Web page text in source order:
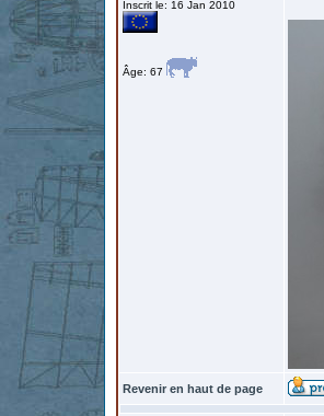
Inscrit le: 16 Jan 2010
Âge: 67
Revenir en haut de page